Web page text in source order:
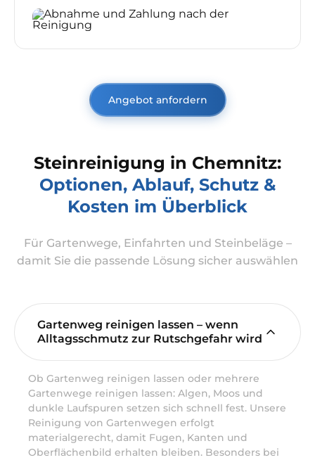
Angebot anfordern
Steinreinigung in Chemnitz:
Optionen, Ablauf, Schutz &
Kosten im Überblick
Für Gartenwege, Einfahrten und Steinbeläge –
damit Sie die passende Lösung sicher auswählen
Gartenweg reinigen lassen – wenn
Alltagsschmutz zur Rutschgefahr wird
Ob Gartenweg reinigen lassen oder mehrere
Gartenwege reinigen lassen: Algen, Moos und
dunkle Laufspuren setzen sich schnell fest. Unsere
Reinigung von Gartenwegen erfolgt
materialgerecht, damit Fugen, Kanten und
Oberflächenbild erhalten bleiben. Besonders bei